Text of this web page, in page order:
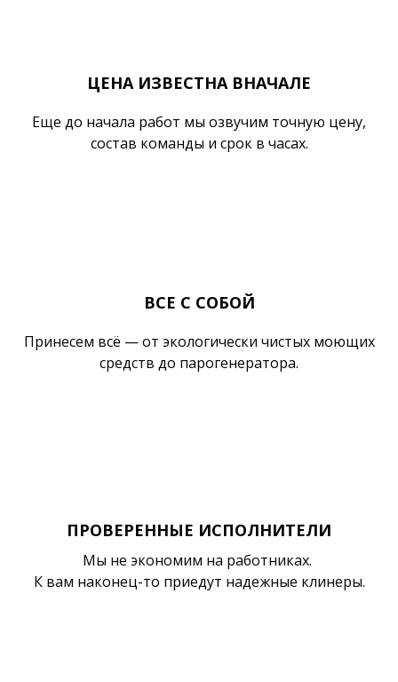
ЦЕНА ИЗВЕСТНА ВНАЧАЛЕ
Еще до начала работ мы озвучим точную цену,
состав команды и срок в часах.
ВСЕ С СОБОЙ
Принесем всё — от экологически чистых моющих
средств до парогенератора.
ПРОВЕРЕННЫЕ ИСПОЛНИТЕЛИ
Мы не экономим на работниках.
К вам наконец-то приедут надежные клинеры.